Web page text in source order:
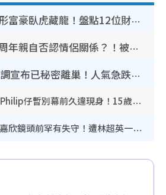
《愛回家》隱形富豪臥虎藏龍！盤點12位財氣逼人的有錢藝人：呢位靚女3億身家唔憂做
葉蒨文拍拖一周年親自否認情侶關係？！被質疑感情造假竟稱GM「普通同事」
30歲男藝人低調宣布已秘密離巢！人氣急跌變失蹤人口︰「這幾年過得並不容易」
《愛回家》童星Philip仔暫別幕前久違現身！15歲近況暴風長高蛻變帥氣少男
TVB新聞主播陳嘉欣鏡頭前罕有失守！遭林超英一句說話突襲嚇親當場大笑